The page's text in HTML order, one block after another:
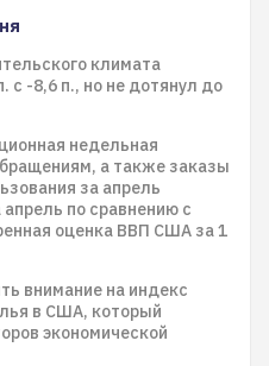
климата
с -8,6 п., но не дотянул до
недельная
а также заказы
за апрель
по сравнению с
оценка ВВП США за 1
внимание на индекс
в США, который
экономической